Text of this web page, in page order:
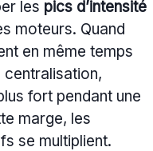
les pics d’intensité
moteurs. Quand
en même temps
fort pendant une
marge, les
se multiplient.